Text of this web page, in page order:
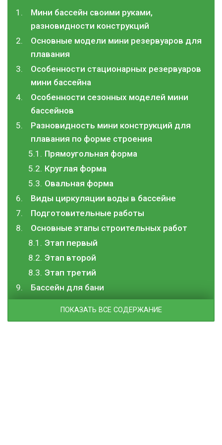
Мини бассейн своими руками,
разновидности конструкций
Основные модели мини резервуаров для
плавания
Особенности стационарных резервуаров
мини бассейна
Особенности сезонных моделей мини
бассейнов
Разновидность мини конструкций для
плавания по форме строения
Прямоугольная форма
Круглая форма
Овальная форма
Виды циркуляции воды в бассейне
Подготовительные работы
Основные этапы строительных работ
Этап первый
Этап второй
Этап третий
Бассейн для бани
ПОКАЗАТЬ ВСЕ СОДЕРЖАНИЕ